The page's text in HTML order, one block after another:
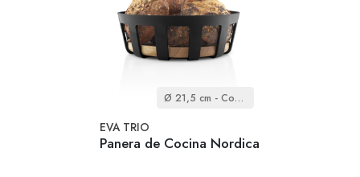
Ø 21,5 cm - Cocina Nórdica
EVA TRIO
Panera de Cocina Nordica